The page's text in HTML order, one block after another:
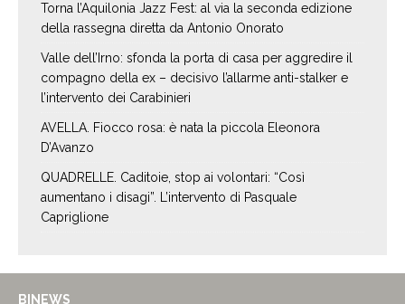
Torna l’Aquilonia Jazz Fest: al via la seconda edizione
della rassegna diretta da Antonio Onorato
Valle dell’Irno: sfonda la porta di casa per aggredire il
compagno della ex – decisivo l’allarme anti-stalker e
l’intervento dei Carabinieri
AVELLA. Fiocco rosa: è nata la piccola Eleonora
D’Avanzo
QUADRELLE. Caditoie, stop ai volontari: “Così
aumentano i disagi”. L’intervento di Pasquale
Capriglione
BINEWS